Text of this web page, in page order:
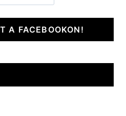
A FACEBOOKON!